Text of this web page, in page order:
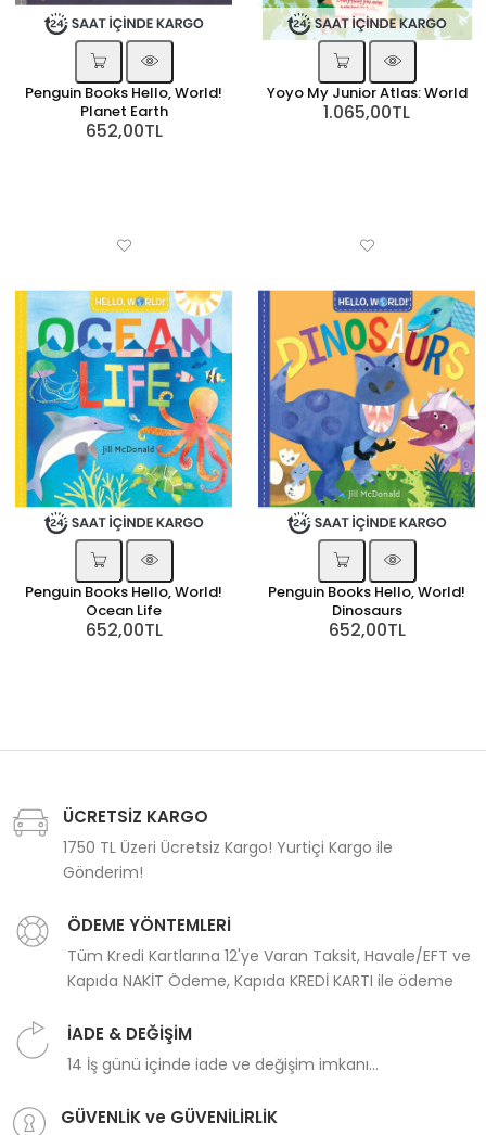
Penguin Books Hello, World!
Planet Earth
652,00TL
Yoyo My Junior Atlas: World
1.065,00TL
Penguin Books Hello, World!
Ocean Life
652,00TL
Penguin Books Hello, World!
Dinosaurs
652,00TL
ÜCRETSİZ KARGO
1750 TL Üzeri Ücretsiz Kargo! Yurtiçi Kargo ile
Gönderim!
ÖDEME YÖNTEMLERİ
Tüm Kredi Kartlarına 12'ye Varan Taksit, Havale/EFT ve
Kapıda NAKİT Ödeme, Kapıda KREDİ KARTI ile ödeme
İADE & DEĞİŞİM
14 İş günü içinde iade ve değişim imkanı...
GÜVENLİK ve GÜVENİLİRLİK